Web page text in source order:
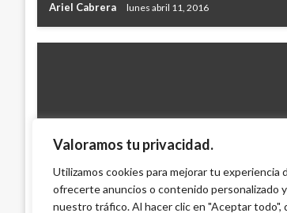
Valoramos tu privacidad.
Utilizamos cookies para mejorar tu experiencia
ofrecerte anuncios o contenido personalizado
nuestro tráfico. Al hacer clic en "Aceptar todo",
Ariel Cabrera lunes abril 11, 2016
BOGOTÁ
Policía mató a un funcionario
Bolívar